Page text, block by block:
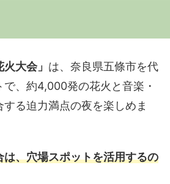
大会」 は、奈良県五條市を代
、約4,000発の花火と音楽・
る迫力満点の夜を楽しめま
、穴場スポットを活用するの